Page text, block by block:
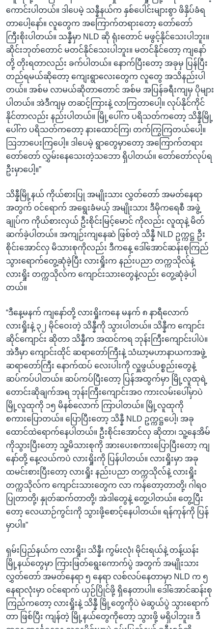
ကောင်းပါတယ်။ ဒါပေမဲ့ သန္နီနယ်က နှစ်ပေါင်းများစွာ ဖိနှိပ်ခံရ
တာပေါ့နော်။ လူတွေက အကြောက်တရားတော့ တော်တော်
ကြီးစိုးပါတယ်။ သန္နီမှာ NLD ဆို ရုံးတောင် မဖွင့်နိုင်သေးပါဘူး။
ဆိုင်းဘုတ်တောင် မတင်နိုင်သေးပါဘူး။ မတင်နိုင်တော့ ကျနော်
တို့ တိုးရတာလည်း ခက်ပါတယ်။ နောက်ပြီးတော့ အခုမှ ပြန်ပြီး
တည်ရမယ်ဆိုတော့ ကျေးရွာလေးတွေက လူတွေ အသိနည်းပါ
တယ်။ အစ်မ လာမယ်ဆိုတာတောင် အစ်မ အပြန်ခရီးကျမှ ပိုများ
ပါတယ်။ အဲဒီကျမှ တဆင့်ကြားနဲ့ လာကြတာပေါ့။ လုပ်နိုင်ကိုင်
နိုင်တာလည်း နည်းပါတယ်။ မြို့ပေါ်က ပရိသတ်ကတော့ သိန္နီမြို့
ပေါ်က ပရိသတ်ကတော့ နားထောင်ကြ၊ တက်ကြွကြတယ်ပေါ့။
သြဘာပေးကြပေါ့။ ဒါပေမဲ့ ရွာတွေမှာတော့ အကြောက်တရား
တော်တော် လွှမ်းနေသေးတဲ့သဘော ရှိပါတယ်။ တော်တော်လုပ်ရ
ဦးမှာပေါ့။”
သိန္နီမြို့နယ် ကိုယ်စားပြု အမျိုးသား လွှတ်တော် အမတ်နေရာ
အတွက် ဝင်ရောက် အရွေးခံမယ့် အမျိုးသား ဒီမိုကရေစီ အဖွဲ့
ချုပ်က ကိုယ်စားလှယ် ဦးစိုင်းမြင့်မောင် ကိုလည်း လူထုနဲ့ မိတ်
ဆက်ခဲ့ပါတယ်။ အကျဉ်းကျနေဆဲ ဖြစ်တဲ့ သိန္နီ NLD ဥက္ကဋ္ဌ ဦး
စိုင်းအောင်လှ မိသားစုကိုလည်း ဒီကနေ့ ဒေါ်အောင်ဆန်းစုကြည်
သွားရောက်တွေ့ဆုံခဲ့ပြီး လားရှိုးက နည်းပညာ တက္ကသိုလ်နဲ့
လားရှိုး တက္ကသိုလ်က ကျောင်းသားတွေနဲ့လည်း တွေ့ဆုံခဲ့ပါ
တယ်။
“ဒီနေ့မနက် ကျနော်တို့ လားရှိုးကနေ မနက် ၈ နာရီလောက်
လားရှိုးနဲ့ ၃၂ မိုင်ဝေးတဲ့ သိန္နီကို သွားပါတယ်။ သိန္နီက ကျောင်း
ဆိုင်ကျောင်း ဆိုတာ သိန္နီက အထင်ကရ ဘုန်းကြီးကျောင်းပါပဲ။
အဲဒီမှာ ကျောင်းထိုင် ဆရာတော်ကြီးနဲ့ သံဃာ့မဟာနာယကအဖွဲ့
ဆရာတော်ကြီး နောက်ထပ် လေးပါးကို လှူဖွယ်ပစ္စည်းတွေနဲ့
ဆပ်ကပ်ပါတယ်။ ဆပ်ကပ်ပြီးတော့ ပြန်အထွက်မှာ မြို့လူထုရဲ့
တောင်းဆိုချက်အရ ဘုန်းကြီးကျောင်းအ၀ ကားလမ်းပေါ်မှာပဲ
မြို့လူထုကို ၁၅ မိနစ်လောက် ကြာပါတယ်။ မြို့လူထုကို
စကားပြောတယ်။ ပြောပြီးတော့ သိန္နီ NLD ဥက္ကဋ္ဌပေါ့၊ အခု
ထောင်ထဲရောက်နေပါတယ်။ ဦးစိုင်းအောင်လှ ဆိုတာ၊ သူ့နေအိမ်
ကိုသွားပြီးတော့ သူ့မိသားစုကို အားပေးစကားပြောပြီးတော့ ကျ
နော်တို့ နေ့လယ်ကပဲ လားရှိုးကို ပြန်ပါတယ်။ လားရှိုးမှာ အခု
ထမင်းစားပြီးတော့ လားရှိုး နည်းပညာ တက္ကသိုလ်နဲ့ လားရှိုး
တက္ကသိုလ်က ကျောင်းသားတွေက လာ ကန်တော့တာတို့၊ ဂါရဝ
ပြုတာတို့၊ နှုတ်ဆက်တာတို့၊ အဲဒါတွေနဲ့ တွေ့ပါတယ်။ တွေ့ပြီး
တော့ လေယာဉ်ကွင်းကို သွားဖို့စောင့်နေပါတယ်။ ရန်ကုန်ကို ပြန်
မှာပါ။”
ရှမ်းပြည်နယ်က လားရှိုး၊ သိန္နီ၊ ကွမ်းလုံ၊ မိုင်းရယ်နဲ့ တန့်ယန်း
မြို့နယ်တွေမှာ ကြားဖြတ်ရွေးကောက်ပွဲ အတွက် အမျိုးသား
လွှတ်တော် အမတ်နေရာ ၅ နေရာ လစ်လပ်နေတာမှာ NLD က ၅
နေရာလုံးမှာ ဝင်ရောက် ယှဉ်ပြိုင်ဖို့ ရှိနေတာပါ။ ဒေါ်အောင်ဆန်းစု
ကြည်ကတော့ လားရှိုးနဲ့ သိန္နီ မြို့တွေကိုပဲ မဲဆွယ်ပွဲ သွားရောက်
တာ ဖြစ်ပြီး ကျန်တဲ့ မြို့နယ်တွေကိုတော့ သွားဖို့ မရှိပါဘူး။ ဒီ